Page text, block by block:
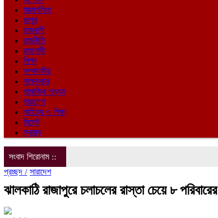
ময়মনসিংহ
রংপুর
রাজধানী
রাজনীতি
রাজশাহী
শিক্ষা
সম্পাদকীয়
সাক্ষাৎকার
সামাজিক মাধ্যম
সারাদেশ
সাহিত্য ও শিক্ষা
সিলেট
স্বাস্থ্য
সংবাদ শিরোনাম ::
প্রচ্ছদ / সারাদেশ
ঝালকাঠি রাজাপুরে চলাচলের রাস্তা চেয়ে ৮